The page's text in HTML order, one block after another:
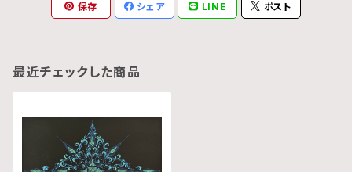
保存 シェア LINE ポスト
最近チェックした商品